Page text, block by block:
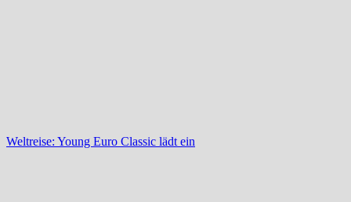
Weltreise: Young Euro Classic lädt ein